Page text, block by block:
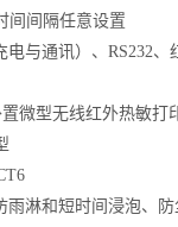
间间隔任意设置
电与通讯）、RS232、
微型无线红外热敏打
雨淋和短时间浸泡、防